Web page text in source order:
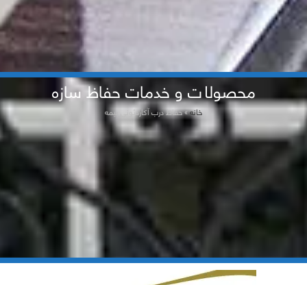
محصولات و خدمات حفاظ سازه
خانه»حفاظ درب آکاردئونی بیمه